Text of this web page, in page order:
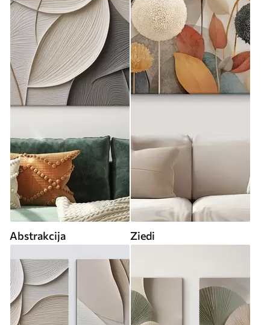
Abstrakcija Ziedi